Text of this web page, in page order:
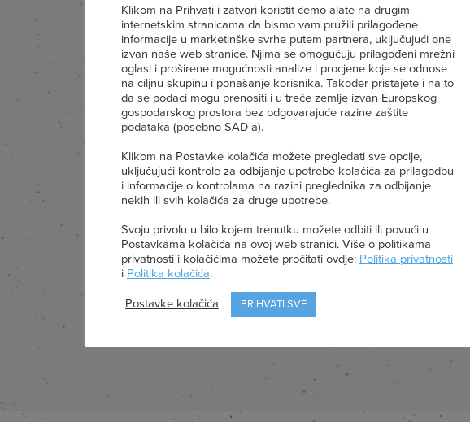
Prstohvat soli
1
žličica cimeta
DODATNO
250 g
šećera u prahu, za glazuru
2 žlice
Kravica Kraljica jogurta, za
Kakao za posipanje kalupa
Jestivi ukrasi
Klikom na Prihvati i zatvori koristit ćemo alate na drugim
internetskim stranicama da bismo vam pružili prilagođene
informacije u marketinške svrhe putem partnera, uključujući one
izvan naše web stranice. Njima se omogućuju prilagođeni mrežni
oglasi i proširene mogućnosti analize i procjene koje se odnose
na ciljnu skupinu i ponašanje korisnika. Također pristajete i na to
da se podaci mogu prenositi i u treće zemlje izvan Europskog
gospodarskog prostora bez odgovarajuće razine zaštite
podataka (posebno SAD-a).
Klikom na Postavke kolačića možete pregledati sve opcije,
uključujući kontrole za odbijanje upotrebe kolačića za prilagodbu
i informacije o kontrolama na razini preglednika za odbijanje
nekih ili svih kolačića za druge upotrebe.
Svoju privolu u bilo kojem trenutku možete odbiti ili povući u
Postavkama kolačića na ovoj web stranici. Više o politikama
privatnosti i kolačićima možete pročitati ovdje: Politika privatnosti
i Politika kolačića.
Postavke kolačića PRIHVATI SVE